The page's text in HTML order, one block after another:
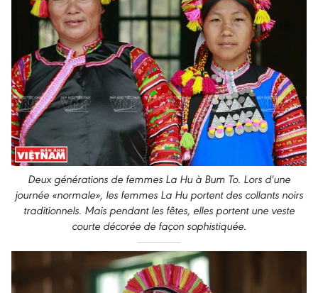
Deux générations de femmes La Hu à Bum To. Lors d'une
journée «normale», les femmes La Hu portent des collants noirs
traditionnels. Mais pendant les fêtes, elles portent une veste
courte décorée de façon sophistiquée.